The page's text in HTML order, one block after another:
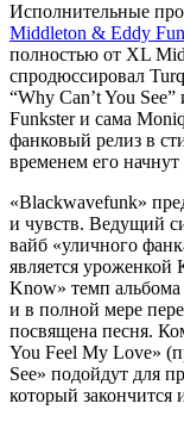
Исполнительные
Middleton & Eddy
полностью от XL
спродюссировал
“Why Can’t You See”
Funksterи сама
фанковый релиз в
временем его
«Blackwavefunk»
и чувств. Ведущий
вайб «уличного
является
Know» темп
и в полной мере
посвящена песня.
You Feel My Love»
See» подойдут для
который